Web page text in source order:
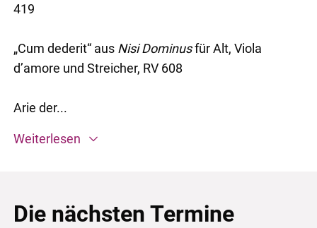
419
„Cum dederit“ aus Nisi Dominusfür Alt, Viola
d’amore und Streicher, RV 608
Arie der...
Weiterlesen
Die nächsten Termine